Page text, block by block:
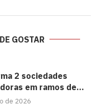
GOSTAR
2 sociedades
em ramos de...
de 2026